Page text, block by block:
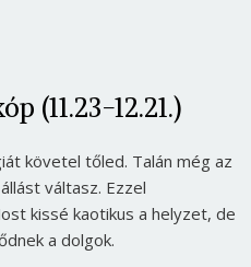
(11.23-12.21.)
követel tőled. Talán még az
váltasz. Ezzel
kissé kaotikus a helyzet, de
a dolgok.